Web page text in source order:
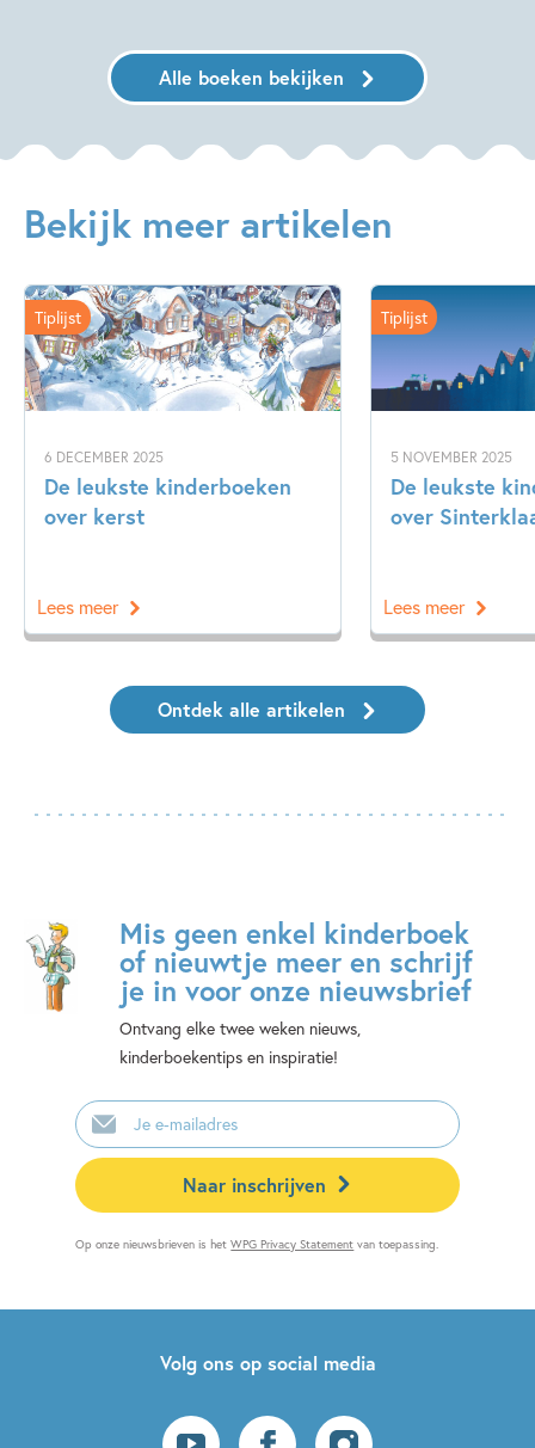
Alle boeken bekijken
Bekijk meer artikelen
6 DECEMBER 2025
De leukste kinderboeken
over kerst
Tiplijst
Lees meer
5 NOVEMBER 2025
De leukste
over
Tiplijst
Lees meer
Ontdek alle artikelen
Mis geen enkel kinderboek
of nieuwtje meer en schrijf
je in voor onze nieuwsbrief
Ontvang elke twee weken nieuws,
kinderboekentips en inspiratie!
E-
mailadres
Naar inschrijven
Op onze nieuwsbrieven is hetWPG Privacy Statement van toepassing.
Volg ons op social media